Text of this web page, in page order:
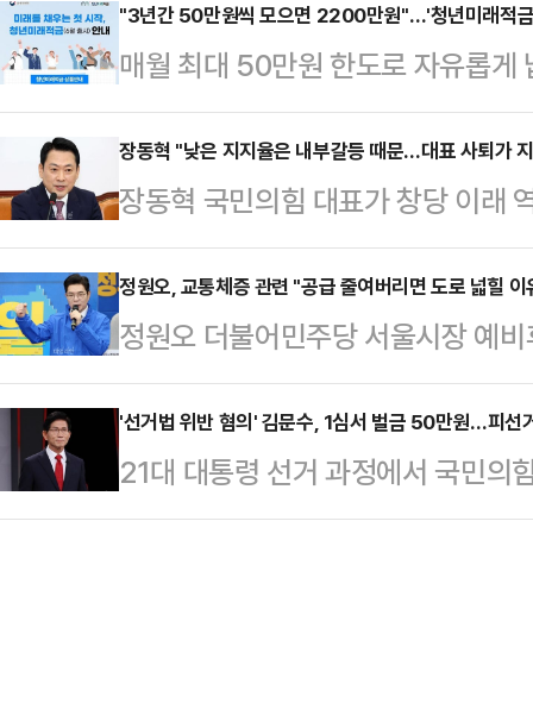
단됐고, 제조사 생산도 멈췄다. 이
이어지며 피해가 눈덩이처럼 불어
를 호소 중이다.BGF푸드 공장 관
“지난 17일 삼각김밥과 샌드위치,
이 생산됐다”며 “전국으로 출하될
차량이 공장 안으…
"3년간 50만원씩 모으면 2200만원"…'청년미래적
매월 최대 50만원 한도로 자유롭게
이 오는 6월 출시된다.23일 금융위
사전 점검회의를 개최해 청년미래
상황을 점검했다.청년미래적금은
산 형성 및 경제적 자립을 뒷받침하
상품이다.매월 최대 50만원 한도
월 납입한 금액에 정부 기여금을 매
자가 발생하며 이자소득세…
장동혁 "낮은 지지율은 내부갈등 때문…대표 사퇴가
장동혁 국민의힘 대표가 창당 이래
율과 관련해 "내부 갈등들로 인해
당 지지율이 낮은 원인 중 하나"라
기자 간담회를 열고 당 지지율 하
율이 15% 머물렀다는 여론조사 결
다른 여론조사 추이와는 조금 결이
앞서 엠브레인퍼블릭·케이스탯리
일 휴대전화 가상…
정원오, 교통체증 관련 "공급 줄여버리면 도로 넓힐 이
정원오 더불어민주당 서울시장 예
신 '자동차 공급 축소'를 제시해 논
예비후보는 지난 22일 서울 중구
울 인(人)터뷰'에서 "지금 도로 넓
들어가는데 넓혀봐야 차가 더 늘어
'선거법 위반 혐의' 김문수, 1심서 벌금 50만원…피선
21대 대통령 선거 과정에서 국민의
돌린 혐의로 기소된 김문수 전 고용